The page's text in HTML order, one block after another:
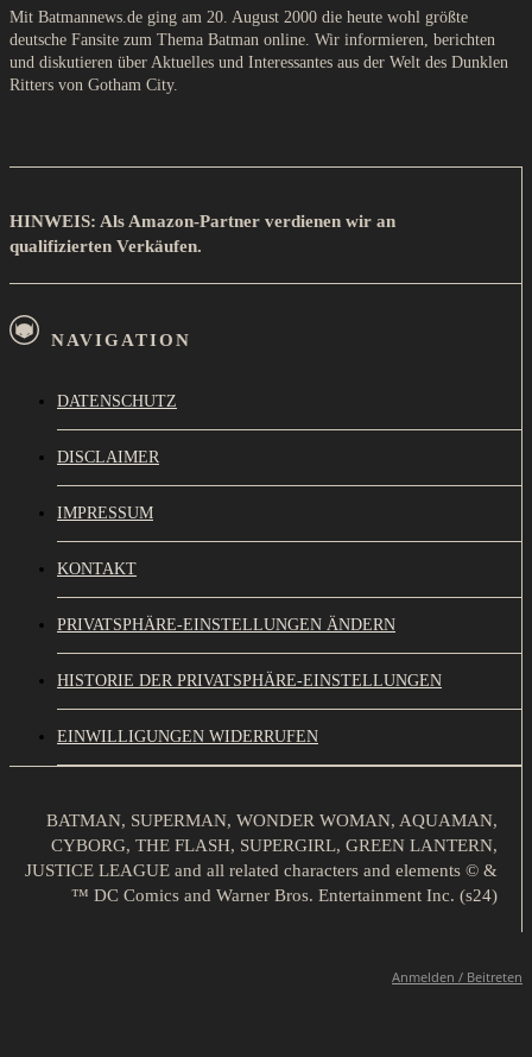
Mit Batmannews.de ging am 20. August 2000 die heute wohl größte
deutsche Fansite zum Thema Batman online. Wir informieren, berichten
und diskutieren über Aktuelles und Interessantes aus der Welt des Dunklen
Ritters von Gotham City.
HINWEIS: Als Amazon-Partner verdienen wir an
qualifizierten Verkäufen.
NAVIGATION
DATENSCHUTZ
DISCLAIMER
IMPRESSUM
KONTAKT
PRIVATSPHÄRE-EINSTELLUNGEN ÄNDERN
HISTORIE DER PRIVATSPHÄRE-EINSTELLUNGEN
EINWILLIGUNGEN WIDERRUFEN
BATMAN, SUPERMAN, WONDER WOMAN, AQUAMAN,
CYBORG, THE FLASH, SUPERGIRL, GREEN LANTERN,
JUSTICE LEAGUE and all related characters and elements © &
™ DC Comics and Warner Bros. Entertainment Inc. (s24)
Anmelden / Beitreten